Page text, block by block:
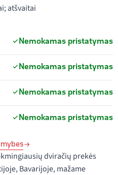
atšvaitai
Nemokamas pristatymas
Nemokamas pristatymas
Nemokamas pristatymas
Nemokamas pristatymas
dviračių prekės
Bavarijoje, mažame